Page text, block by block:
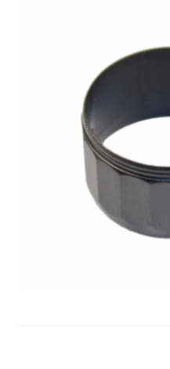
Stellenangebote